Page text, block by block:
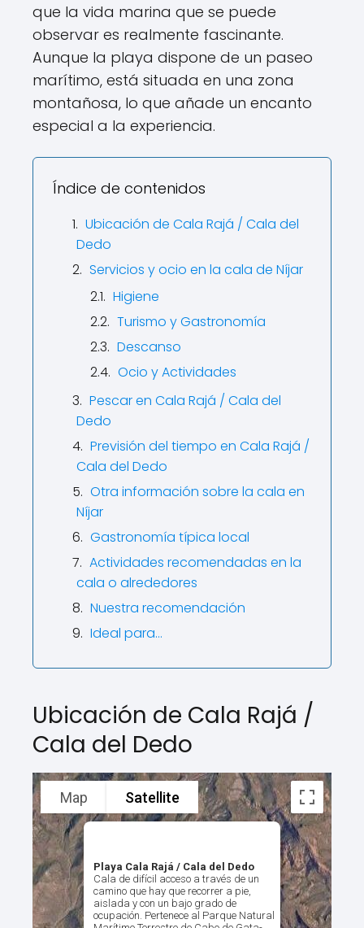
que la vida marina que se puede
observar es realmente fascinante.
Aunque la playa dispone de un paseo
marítimo, está situada en una zona
montañosa, lo que añade un encanto
especial a la experiencia.
Índice de contenidos
Ubicación de Cala Rajá / Cala del
Dedo
Servicios y ocio en la cala de Níjar
Higiene
Turismo y Gastronomía
Descanso
Ocio y Actividades
Pescar en Cala Rajá / Cala del
Dedo
Previsión del tiempo en Cala Rajá /
Cala del Dedo
Otra información sobre la cala en
Níjar
Gastronomía típica local
Actividades recomendadas en la
cala o alrededores
Nuestra recomendación
Ideal para…
Ubicación de Cala Rajá /
Cala del Dedo
Playa Cala Rajá / Cala del Dedo
Cala de difícil acceso a través de un
camino que hay que recorrer a pie,
aislada y con un bajo grado de
ocupación. Pertenece al Parque Natural
Map Satellite